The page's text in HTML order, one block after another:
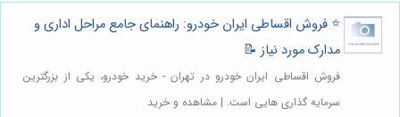
⭐️ فروش اقساطی ایران خودرو: راهنمای جامع مراحل اداری و
مدارک مورد نیاز 📝
فروش اقساطی ایران خودرو در تهران - خرید خودرو، یکی از بزرگترین
سرمایه گذاری هایی است. | مشاهده و خرید